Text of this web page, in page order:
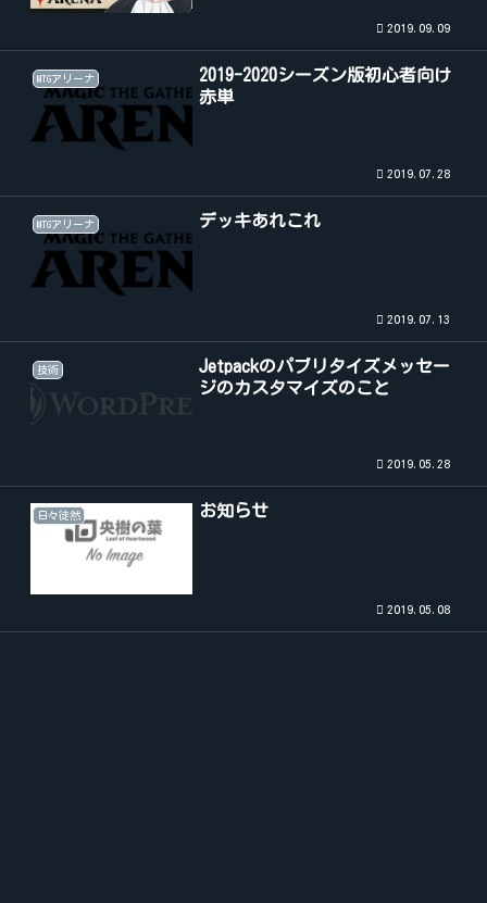
2019.09.09
MTGアリーナ
2019-2020シーズン版初心者向け
赤単
2019.07.28
MTGアリーナ デッキあれこれ
2019.07.13
技術
Jetpackのパブリタイズメッセー
ジのカスタマイズのこと
2019.05.28
日々徒然 お知らせ
2019.05.08